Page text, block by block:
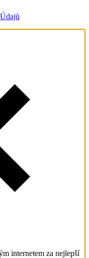
internetem za nejlepší